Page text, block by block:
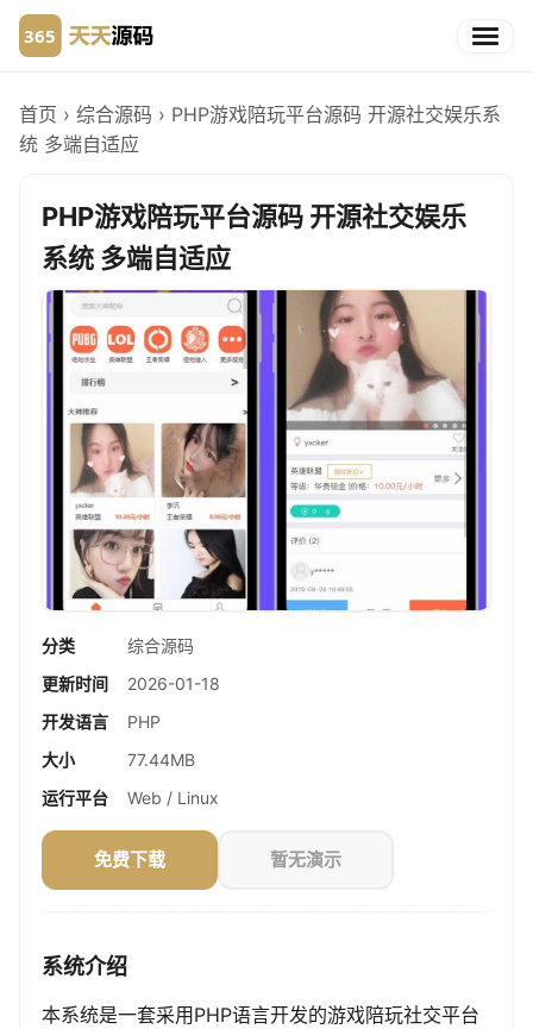
首页 › 综合源码 › PHP游戏陪玩平台源码 开源社交娱乐系
统 多端自适应
PHP游戏陪玩平台源码 开源社交娱乐
系统 多端自适应
分类
综合源码
更新时间
2026-01-18
开发语言
PHP
大小
77.44MB
运行平台
Web / Linux
免费下载 暂无演示
系统介绍
本系统是一套采用PHP语言开发的游戏陪玩社交平台